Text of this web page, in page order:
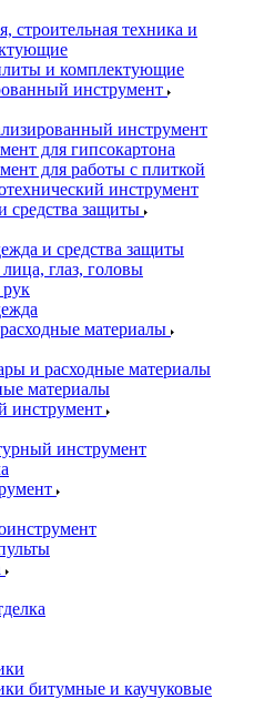
строительная техника и
и комплектующие
инструмент
инструмент
для гипсокартона
для работы с плиткой
инструмент
средства защиты
и средства защиты
глаз, головы
материалы
и расходные материалы
материалы
инструмент
инструмент
битумные и каучуковые